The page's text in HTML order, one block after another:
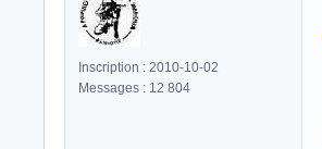
Inscription : 2010-10-02
Messages : 12 804